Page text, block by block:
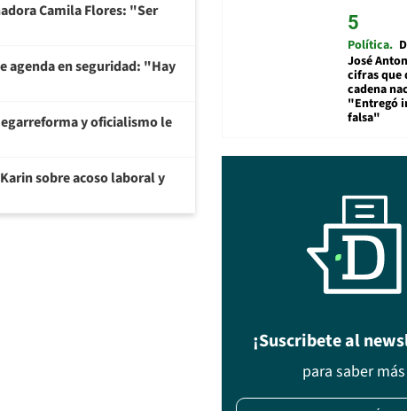
Camila Flores: "Ser
agenda en seguridad: "Hay
y oficialismo le
sobre acoso laboral y
Política
José
cifras que
cadena
"Entregó
falsa"
¡Suscribete al
para saber más